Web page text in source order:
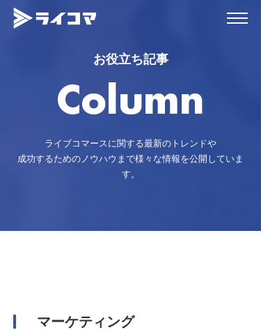
お役立ち記事
Column
ライブコマースに関する最新のトレンドや
成功するためのノウハウまで様々な情報を公開していま
す。
マーケティング